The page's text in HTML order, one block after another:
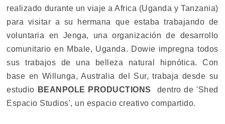
realizado durante un viaje a Africa (Uganda y Tanzania)
para visitar a su hermana que estaba trabajando de
voluntaria en Jenga, una organización de desarrollo
comunitario en Mbale, Uganda. Dowie impregna todos
sus trabajos de una belleza natural hipnótica. Con
base en Willunga, Australia del Sur, trabaja desde su
estudio BEANPOLE PRODUCTIONS
dentro de 'Shed
Espacio Studios', un espacio creativo compartido.